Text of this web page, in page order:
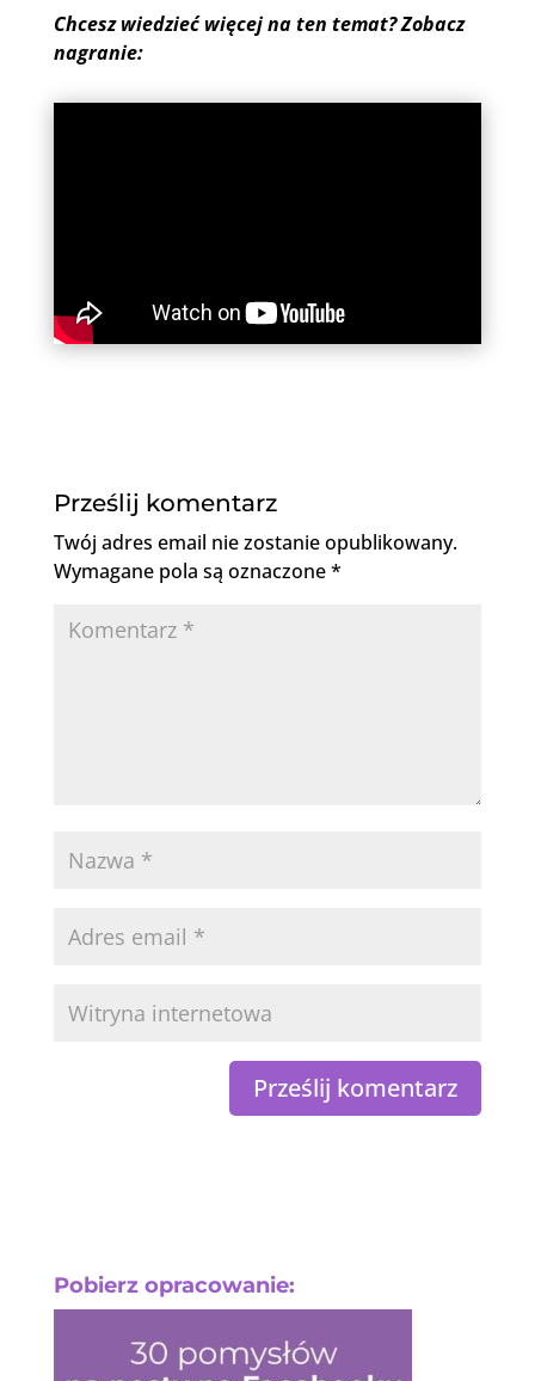
Chcesz wiedzieć więcej na ten temat? Zobacz
nagranie:
Prześlij komentarz
Twój adres email nie zostanie opublikowany.
Wymagane pola są oznaczone*
Pobierz opracowanie: